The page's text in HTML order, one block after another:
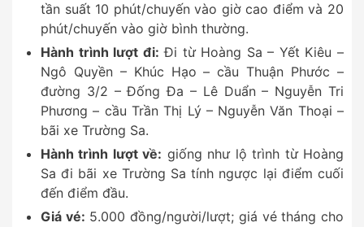
tần suất 10 phút/chuyến vào giờ cao điểm và 20
phút/chuyến vào giờ bình thường.
Hành trình lượt đi: Đi từ Hoàng Sa – Yết Kiêu –
Ngô Quyền – Khúc Hạo – cầu Thuận Phước –
đường 3/2 – Đống Đa – Lê Duẩn – Nguyễn Tri
Phương – cầu Trần Thị Lý – Nguyễn Văn Thoại –
bãi xe Trường Sa.
Hành trình lượt về: giống như lộ trình từ Hoàng
Sa đi bãi xe Trường Sa tính ngược lại điểm cuối
đến điểm đầu.
Giá vé: 5.000 đồng/người/lượt; giá vé tháng cho